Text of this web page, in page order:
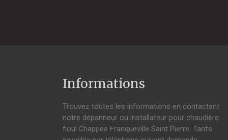
Informations
Trouvez toutes les informations en contactant
notre dépanneur ou installateur pour chaudière
fioul Chappee Franqueville Saint Pierre. Tarifs